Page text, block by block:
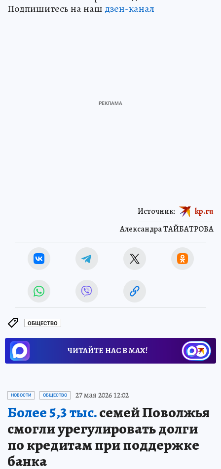
Подпишитесь на наш дзен-канал
Александра ТАЙБАТРОВА
Источник: kp.ru
ОБЩЕСТВО
ЧИТАЙТЕ НАС В МАХ!
НОВОСТИ ОБЩЕСТВО 27 мая 2026 12:02
Более 5,3 тыс.семей Поволжья
смогли урегулировать долги
по кредитам при поддержке
банка